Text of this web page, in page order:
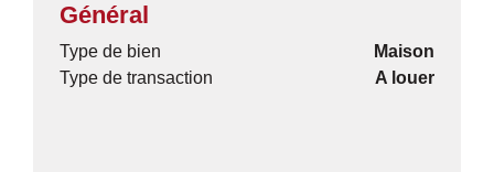
Général
Type de bien
Maison
Type de transaction
A louer